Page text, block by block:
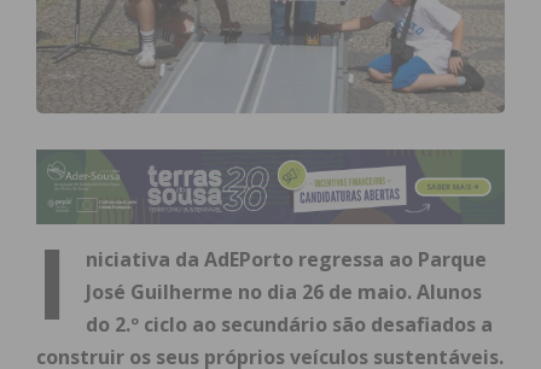
I
niciativa da AdEPorto regressa ao Parque
José Guilherme no dia 26 de maio. Alunos
do 2.º ciclo ao secundário são desafiados a
construir os seus próprios veículos sustentáveis.